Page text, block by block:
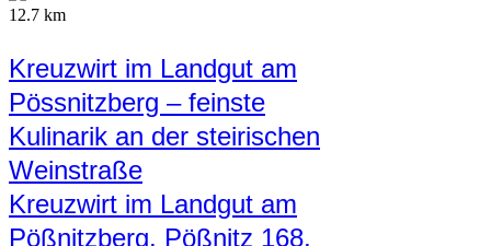
12.7 km
Kreuzwirt im Landgut am
Pössnitzberg – feinste
Kulinarik an der steirischen
Weinstraße
Kreuzwirt im Landgut am
Pößnitzberg, Pößnitz 168,